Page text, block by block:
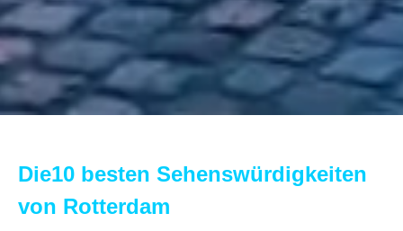
Die10 besten Sehenswürdigkeiten
von Rotterdam